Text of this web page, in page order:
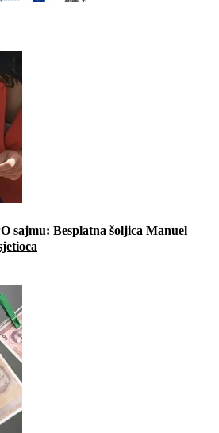
sajmu: Besplatna šoljica Manuel